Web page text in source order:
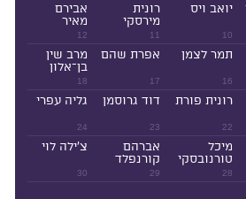
10
יואב ויס
11
רונית
מירסקי
12
אבירם
מאיר
16
תמר לצמן
17
אפרת שהם
18
מרב שין
בן־אלון
22
רונית פורת
23
דוד גרוסמן
24
גליה עפרי
28
מיכל
טורנובסקי
29
אברהם
קורנפלד
30
צ'ילה לוי